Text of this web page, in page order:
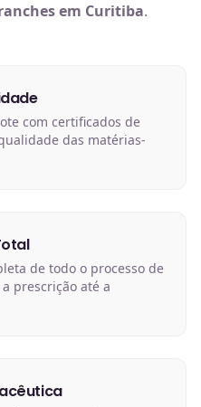
em Curitiba.
com certificados de
das matérias-
de todo o processo de
prescrição até a